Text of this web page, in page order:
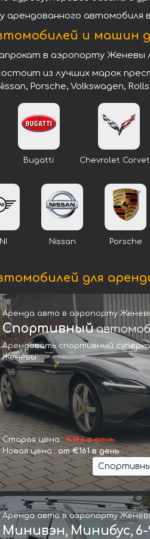
автомобиля
и машин
в аэропорту Женевы
из лучших марок
Porsche, Volkswagen,
Bugatti Chevrolet
Nissan Porsche
для
Ниссан Qashqai Hybrid 1.3 DIG-T
Аренда авто в аэропорту
Спортивный
Арендовать спортивный
Женевы
Старая цена :€186 в день
Новая цена :от €161 в день
Аренда авто в аэропорту
Минивэн, Минибус,